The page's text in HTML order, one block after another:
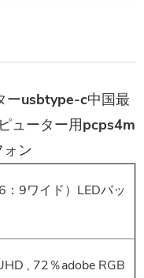
ーusbtype-c中国最
ューター用pcps4m
ォン
9ワイド）LEDバッ
, 72％adobe RGB